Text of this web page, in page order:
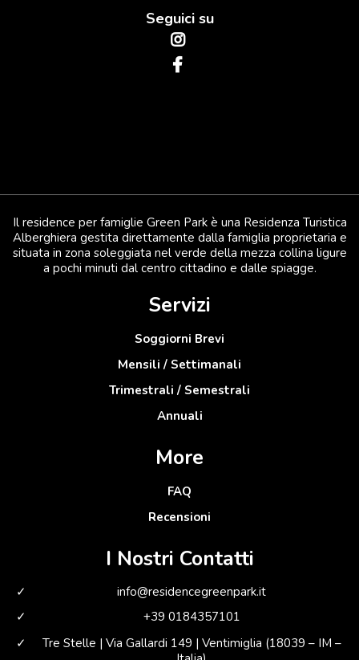
Seguici su
Il residence per famiglie Green Park è una Residenza Turistica
Alberghiera gestita direttamente dalla famiglia proprietaria e
situata in zona soleggiata nel verde della mezza collina ligure
a pochi minuti dal centro cittadino e dalle spiagge.
Servizi
Soggiorni Brevi
Mensili / Settimanali
Trimestrali / Semestrali
Annuali
More
FAQ
Recensioni
I Nostri Contatti
info@residencegreenpark.it
+39 0184357101
Tre Stelle | Via Gallardi 149 | Ventimiglia (18039 – IM –